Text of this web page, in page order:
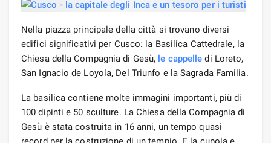
Nella piazza principale della città si trovano diversi
edifici significativi per Cusco: la Basilica Cattedrale, la
Chiesa della Compagnia di Gesù, le cappelle di Loreto,
San Ignacio de Loyola, Del Triunfo e la Sagrada Familia.
La basilica contiene molte immagini importanti, più di
100 dipinti e 50 sculture. La Chiesa della Compagnia di
Gesù è stata costruita in 16 anni, un tempo quasi